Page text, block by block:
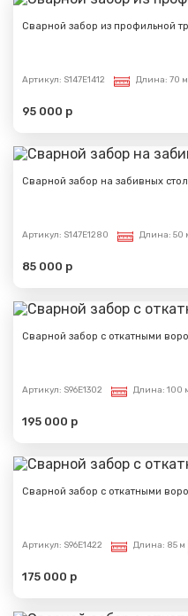
Сварной забор из профильной
Артикул: S147E1412 Длина: 70 м
95 000 р
Сварной забор на забивных
Артикул: S147E1280 Длина: 50
85 000 р
Сварной забор с откатными
Артикул: S96E1302 Длина: 100
195 000 р
Сварной забор с откатными
Артикул: S96E1422 Длина: 85 м
175 000 р